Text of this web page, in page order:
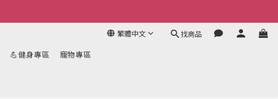
繁體中文 找商品
💪健身專區
寵物專區